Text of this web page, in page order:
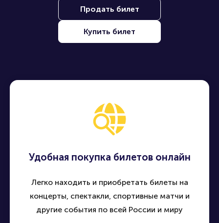
Продать билет
Купить билет
Удобная покупка билетов онлайн
Легко находить и приобретать билеты на
концерты, спектакли, спортивные матчи и
другие события по всей России и миру